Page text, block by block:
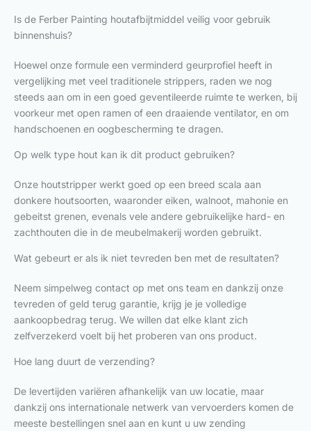
Is de Ferber Painting houtafbijtmiddel veilig voor gebruik
binnenshuis?
Hoewel onze formule een verminderd geurprofiel heeft in
vergelijking met veel traditionele strippers, raden we nog
steeds aan om in een goed geventileerde ruimte te werken, bij
voorkeur met open ramen of een draaiende ventilator, en om
handschoenen en oogbescherming te dragen.
Op welk type hout kan ik dit product gebruiken?
Onze houtstripper werkt goed op een breed scala aan
donkere houtsoorten, waaronder eiken, walnoot, mahonie en
gebeitst grenen, evenals vele andere gebruikelijke hard- en
zachthouten die in de meubelmakerij worden gebruikt.
Wat gebeurt er als ik niet tevreden ben met de resultaten?
Neem simpelweg contact op met ons team en dankzij onze
tevreden of geld terug garantie, krijg je je volledige
aankoopbedrag terug. We willen dat elke klant zich
zelfverzekerd voelt bij het proberen van ons product.
Hoe lang duurt de verzending?
De levertijden variëren afhankelijk van uw locatie, maar
dankzij ons internationale netwerk van vervoerders komen de
meeste bestellingen snel aan en kunt u uw zending